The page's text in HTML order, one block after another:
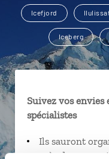
Icefjord
Iceberg
Suivez vos envies
spécialistes
Ils sauront
près de vos